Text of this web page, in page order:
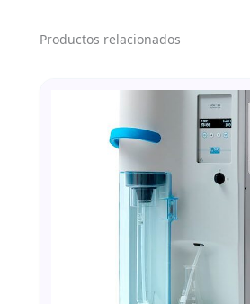
Productos relacionados